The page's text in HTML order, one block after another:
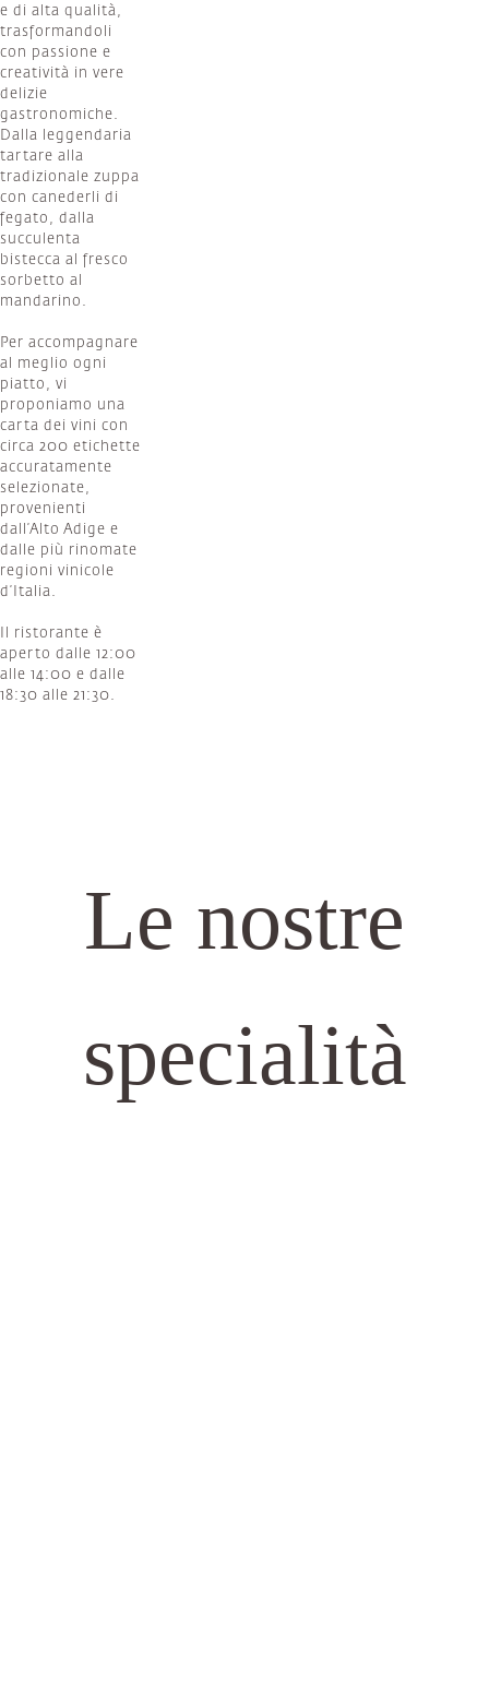
e di alta qualità,
trasformandoli
con passione e
creatività in vere
delizie
gastronomiche.
Dalla leggendaria
tartare alla
tradizionale zuppa
con canederli di
fegato, dalla
succulenta
bistecca al fresco
sorbetto al
mandarino.
Per accompagnare
al meglio ogni
piatto, vi
proponiamo una
carta dei vini con
circa 200 etichette
accuratamente
selezionate,
provenienti
dall’Alto Adige e
dalle più rinomate
regioni vinicole
d’Italia.
Il ristorante è
aperto dalle 12:00
alle 14:00 e dalle
18:30 alle 21:30.
Le nostre
specialità